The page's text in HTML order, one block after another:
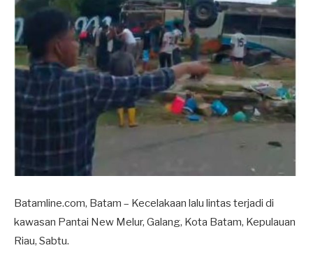
Batamline.com, Batam – Kecelakaan lalu lintas terjadi di
kawasan Pantai New Melur, Galang, Kota Batam, Kepulauan
Riau, Sabtu.